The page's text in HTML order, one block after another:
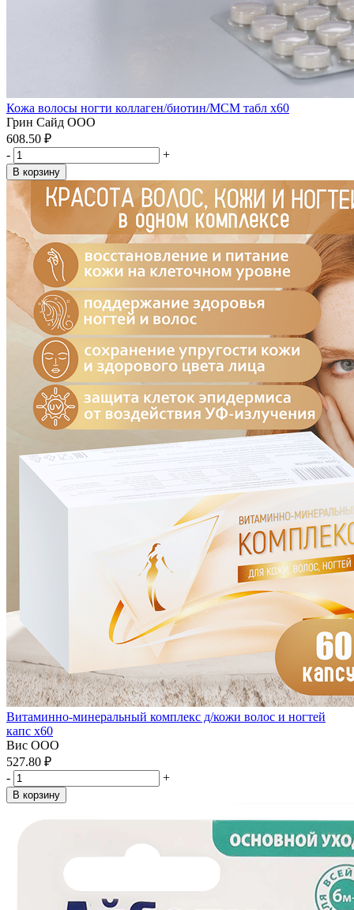
Кожа волосы ногти коллаген/биотин/MCM табл x60
Грин Сайд ООО
608.50 ₽
-
+
В корзину
Витаминно-минеральный комплекс д/кожи волос и ногтей
капс x60
Вис ООО
527.80 ₽
-
+
В корзину